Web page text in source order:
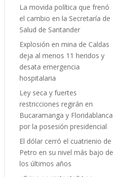
La movida política que frenó
el cambio en la Secretaría de
Salud de Santander
Explosión en mina de Caldas
deja al menos 11 heridos y
desata emergencia
hospitalaria
Ley seca y fuertes
restricciones regirán en
Bucaramanga y Floridablanca
por la posesión presidencial
El dólar cerró el cuatrienio de
Petro en su nivel más bajo de
los últimos años